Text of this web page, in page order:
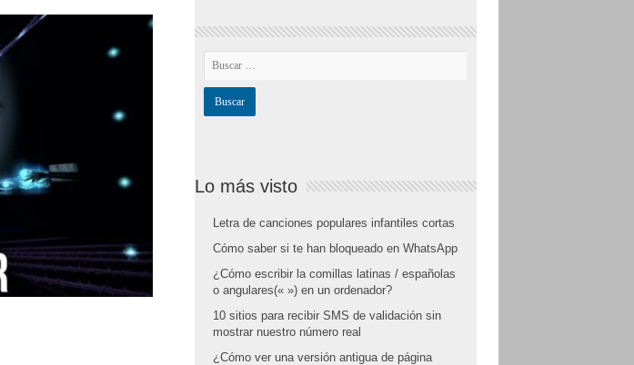
Lo más visto
Letra de canciones populares infantiles cortas
Cómo saber si te han bloqueado en WhatsApp
¿Cómo escribir la comillas latinas / españolas
o angulares(« ») en un ordenador?
10 sitios para recibir SMS de validación sin
mostrar nuestro número real
¿Cómo ver una versión antigua de página